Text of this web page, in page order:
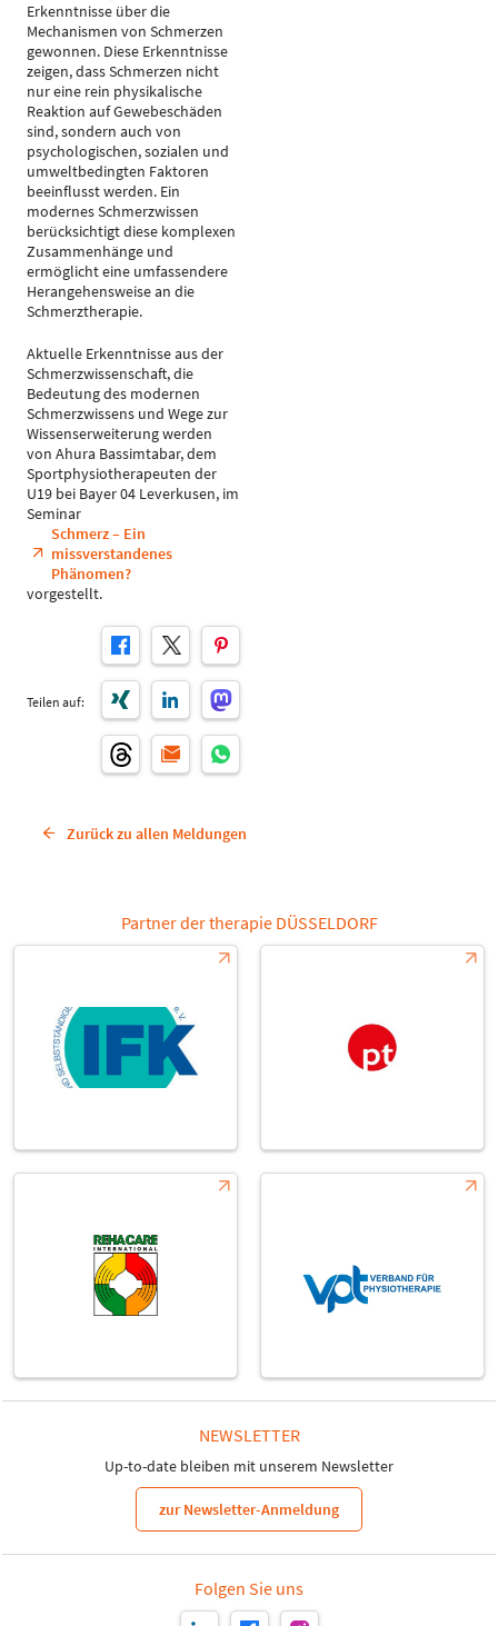
Erkenntnisse über die
Mechanismen von Schmerzen
gewonnen. Diese Erkenntnisse
zeigen, dass Schmerzen nicht
nur eine rein physikalische
Reaktion auf Gewebeschäden
sind, sondern auch von
psychologischen, sozialen und
umweltbedingten Faktoren
beeinflusst werden. Ein
modernes Schmerzwissen
berücksichtigt diese komplexen
Zusammenhänge und
ermöglicht eine umfassendere
Herangehensweise an die
Schmerztherapie.
Aktuelle Erkenntnisse aus der
Schmerzwissenschaft, die
Bedeutung des modernen
Schmerzwissens und Wege zur
Wissenserweiterung werden
von Ahura Bassimtabar, dem
Sportphysiotherapeuten der
U19 bei Bayer 04 Leverkusen, im
Seminar
Schmerz – Ein
missverstandenes
Phänomen?
vorgestellt.
Teilen auf:
Zurück zu allen Meldungen
Partner der therapie DÜSSELDORF
NEWSLETTER
Up-to-date bleiben mit unserem Newsletter
zur Newsletter-Anmeldung
Folgen Sie uns